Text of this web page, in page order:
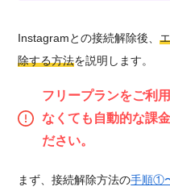
Instagramとの接続解除後、
除する方法を説明します。
フリープランをご利
なくても自動的な課
ださい。
まず、接続解除方法の手順①